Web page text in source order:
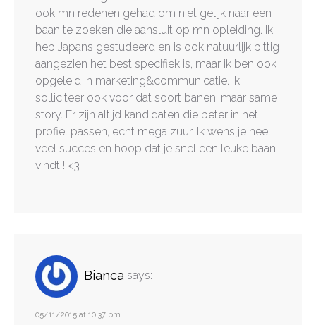
ook mn redenen gehad om niet gelijk naar een
baan te zoeken die aansluit op mn opleiding. Ik
heb Japans gestudeerd en is ook natuurlijk pittig
aangezien het best specifiek is, maar ik ben ook
opgeleid in marketing&communicatie. Ik
solliciteer ook voor dat soort banen, maar same
story. Er zijn altijd kandidaten die beter in het
profiel passen, echt mega zuur. Ik wens je heel
veel succes en hoop dat je snel een leuke baan
vindt ! <3
Bianca says:
05/11/2015 at 10:37 pm